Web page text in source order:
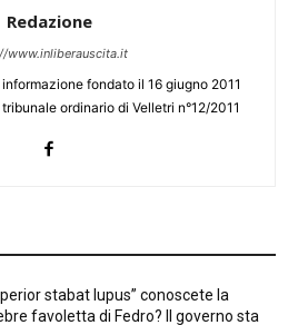
Redazione
www.inliberauscita.it
fondato il 16 giugno 2011
ordinario di Velletri n°12/2011
stabat lupus” conoscete la
favoletta di Fedro? Il governo sta